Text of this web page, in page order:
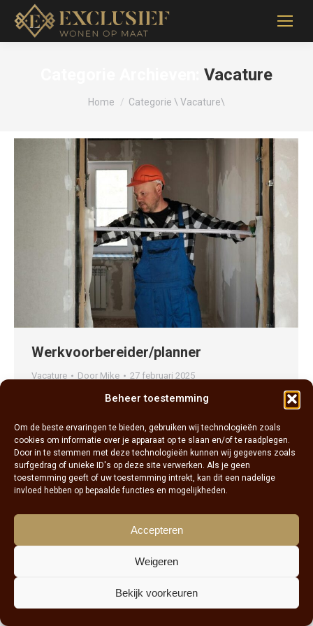
Beheer toestemming
Om de beste ervaringen te bieden, gebruiken wij technologieën zoals
cookies om informatie over je apparaat op te slaan en/of te raadplegen.
Door in te stemmen met deze technologieën kunnen wij gegevens zoals
surfgedrag of unieke ID's op deze site verwerken. Als je geen
toestemming geeft of uw toestemming intrekt, kan dit een nadelige
invloed hebben op bepaalde functies en mogelijkheden.
Accepteren
Weigeren
Bekijk voorkeuren
Vacature
Je bent hier:
Home Categorie \ Vacature\
Werkvoorbereider/planner
Vacature Door Mike 27 februari 2025
Bij Exclusief Wonen op Maat draait alles om het
zijn, maar ook perfect passen bij jouw woonwens.
Powered By:Pixelpanters